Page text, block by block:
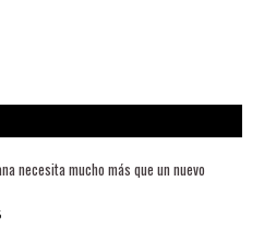
necesita mucho más que un nuevo